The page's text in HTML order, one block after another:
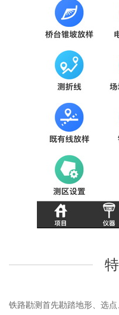
铁路勘测首先勘踏地形、选